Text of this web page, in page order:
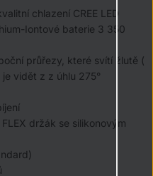
chlazení CREE LED
Iontové baterie 3 350
průřezy, které svítí žlutě (
vidět z z úhlu 275°
držák se silikonovým